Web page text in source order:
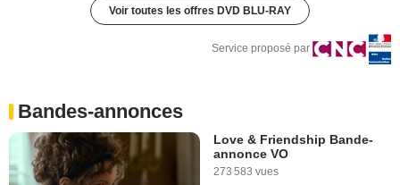
Voir toutes les offres DVD BLU-RAY
Service proposé par
Bandes-annonces
Love & Friendship Bande-
annonce VO
273 583 vues